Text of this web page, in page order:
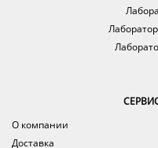
О компании
Доставка